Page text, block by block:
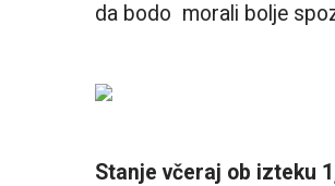
da bodo morali bolje
Stanje včeraj ob izteku